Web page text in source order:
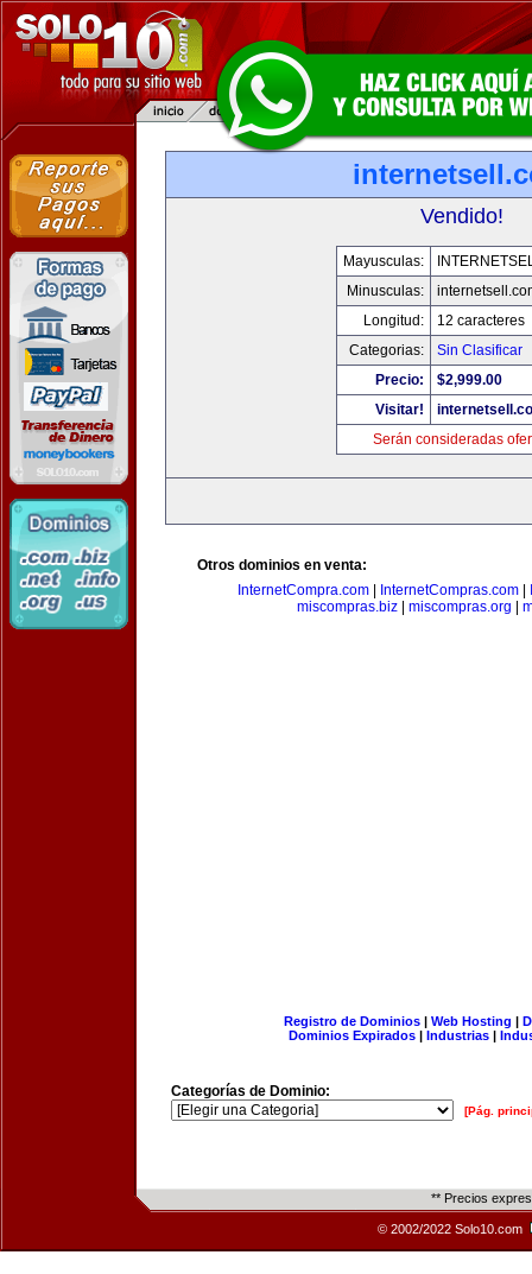
Vendido!
Mayusculas:
Minusculas:
Longitud:
12 caracteres
Categorias:
Sin Clasificar
Precio:
$2,999.00
Visitar!
Serán consideradas
Otros dominios en venta:
InternetCompra.com
InternetCompras.com
miscompras.biz
miscompras.org
Registro de Dominios| Web Hosting |
Dominios Expirados | Industrias |
Categorías de Dominio:
[Pág.
** Precios
© 2002/2022 Solo10.com